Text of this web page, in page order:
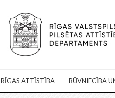
RĪGAS ATTĪSTĪBA BŪVNIECĪBA